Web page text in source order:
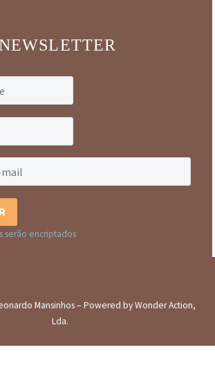
serão encriptados
Mansinhos – Powered by Wonder Action,
Lda.